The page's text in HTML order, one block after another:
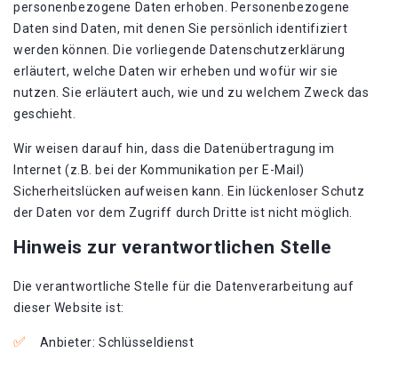
personenbezogene Daten erhoben. Personenbezogene
Daten sind Daten, mit denen Sie persönlich identifiziert
werden können. Die vorliegende Datenschutzerklärung
erläutert, welche Daten wir erheben und wofür wir sie
nutzen. Sie erläutert auch, wie und zu welchem Zweck das
geschieht.
Wir weisen darauf hin, dass die Datenübertragung im
Internet (z.B. bei der Kommunikation per E-Mail)
Sicherheitslücken aufweisen kann. Ein lückenloser Schutz
der Daten vor dem Zugriff durch Dritte ist nicht möglich.
Hinweis zur verantwortlichen Stelle
Die verantwortliche Stelle für die Datenverarbeitung auf
dieser Website ist:
Anbieter: Schlüsseldienst